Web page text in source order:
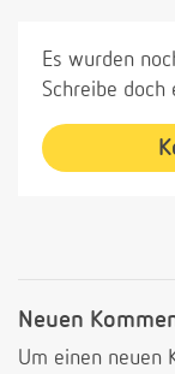
Es wurden
Schreibe doch
Neuen
Um einen neuen